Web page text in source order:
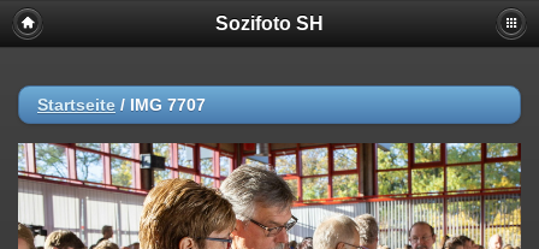
Sozifoto SH
Startseite / IMG 7707